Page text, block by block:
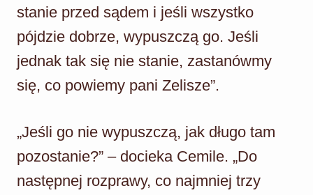
stanie przed sądem i jeśli wszystko
pójdzie dobrze, wypuszczą go. Jeśli
jednak tak się nie stanie, zastanówmy
się, co powiemy pani Zelisze”.
„Jeśli go nie wypuszczą, jak długo tam
pozostanie?” – docieka Cemile. „Do
następnej rozprawy, co najmniej trzy